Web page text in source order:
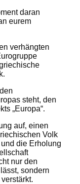
daran
eurem
verhängten
steht, den
„Europa“.
auf, einen
Volk
die Erholung
nur den
sondern